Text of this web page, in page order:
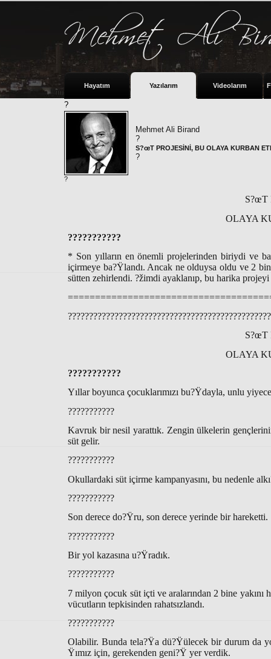
Hayatım Yazılarım Videolarım
?
Mehmet Ali Birand
?
S?œT PROJESİNİ, BU OLAYA KURBAN
?
?
S?œT
OLAYA
???????????
* Son yılların en önemli projelerinden biriydi ve
içirmeye ba?Ÿlandı. Ancak ne olduysa oldu ve 2
sütten zehirlendi. ?žimdi ayaklanıp, bu harika projeyi
S?œT
OLAYA
???????????
Yıllar boyunca çocuklarımızı bu?Ÿdayla, unlu
???????????
Kavruk bir nesil yarattık. Zengin ülkelerin
süt gelir.
???????????
Okullardaki süt içirme kampanyasını, bu nedenle
???????????
Son derece do?Ÿru, son derece yerinde bir hareketti.
???????????
Bir yol kazasına u?Ÿradık.
???????????
7 milyon çocuk süt içti ve aralarından 2 bine
vücutların tepkisinden rahatsızlandı.
???????????
Olabilir. Bunda tela?Ÿa dü?Ÿülecek bir durum da
Ÿımız için, gerekenden geni?Ÿ yer verdik.